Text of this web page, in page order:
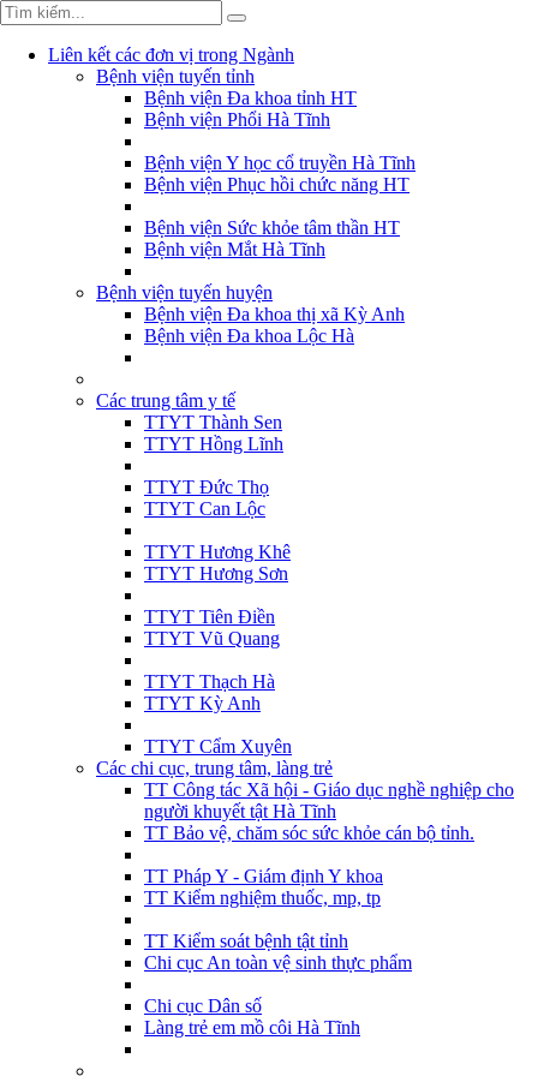
Liên kết các đơn vị trong Ngành
Bệnh viện tuyến tỉnh
Bệnh viện Đa khoa tỉnh HT
Bệnh viện Phổi Hà Tĩnh
Bệnh viện Y học cổ truyền Hà Tĩnh
Bệnh viện Phục hồi chức năng HT
Bệnh viện Sức khỏe tâm thần HT
Bệnh viện Mắt Hà Tĩnh
Bệnh viện tuyến huyện
Bệnh viện Đa khoa thị xã Kỳ Anh
Bệnh viện Đa khoa Lộc Hà
Các trung tâm y tế
TTYT Thành Sen
TTYT Hồng Lĩnh
TTYT Đức Thọ
TTYT Can Lộc
TTYT Hương Khê
TTYT Hương Sơn
TTYT Tiên Điền
TTYT Vũ Quang
TTYT Thạch Hà
TTYT Kỳ Anh
TTYT Cẩm Xuyên
Các chi cục, trung tâm, làng trẻ
TT Công tác Xã hội - Giáo dục nghề nghiệp cho
người khuyết tật Hà Tĩnh
TT Bảo vệ, chăm sóc sức khỏe cán bộ tỉnh.
TT Pháp Y - Giám định Y khoa
TT Kiểm nghiệm thuốc, mp, tp
TT Kiểm soát bệnh tật tỉnh
Chi cục An toàn vệ sinh thực phẩm
Chi cục Dân số
Làng trẻ em mồ côi Hà Tĩnh